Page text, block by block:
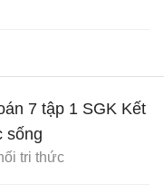
7 tập 1 SGK Kết
sống
tri thức